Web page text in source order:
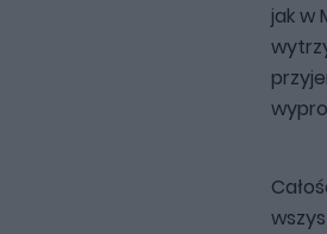
jak w